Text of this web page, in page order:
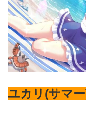
ユカリ(サマ